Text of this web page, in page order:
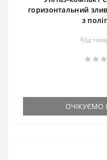
горизонтальний
з
Код
ОЧІКУЄМО